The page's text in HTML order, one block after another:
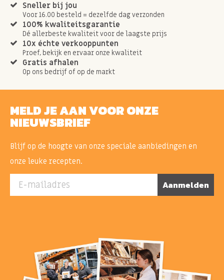
Sneller bij jou
Voor 16.00 besteld = dezelfde dag verzonden
100% kwaliteitsgarantie
Dé allerbeste kwaliteit voor de laagste prijs
10x échte verkooppunten
Proef, bekijk en ervaar onze kwaliteit
Gratis afhalen
Op ons bedrijf of op de markt
MELD JE AAN VOOR ONZE
NIEUWSBRIEF
Blijf op de hoogte van onze speciale aanbiedingen en
onze leuke recepten.
E-mailadres Aanmelden